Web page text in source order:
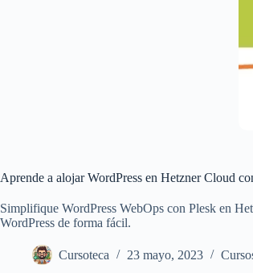
Aprende a alojar WordPress en Hetzner Cloud
Simplifique WordPress WebOps con Plesk en
WordPress de forma fácil.
Cursoteca 23 mayo, 2023